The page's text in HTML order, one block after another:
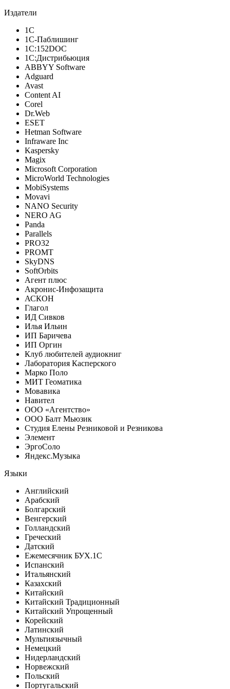
Издатели
1С
1С-Паблишинг
1С:152DOC
1С:Дистрибьюция
ABBYY Software
Adguard
Avast
Content AI
Corel
Dr.Web
ESET
Hetman Software
Infraware Inc
Kaspersky
Magix
Microsoft Corporation
MicroWorld Technologies
MobiSystems
Movavi
NANO Security
NERO AG
Panda
Parallels
PRO32
PROMT
SkyDNS
SoftOrbits
Агент плюс
Акронис-Инфозащита
АСКОН
Глагол
ИД Сивков
Илья Ильин
ИП Баричева
ИП Оргин
Клуб любителей аудиокниг
Лаборатория Касперского
Марко Поло
МИТ Геоматика
Мовавика
Навител
ООО «Агентство»
ООО Балт Мьюзик
Студия Елены Резниковой и Резникова
Элемент
ЭргоСоло
Яндекс.Музыка
Языки
Английский
Арабский
Болгарский
Венгерский
Голландский
Греческий
Датский
Ежемесячник БУХ.1С
Испанский
Итальянский
Казахский
Китайский
Китайский Традиционный
Китайский Упрощенный
Корейский
Латинский
Мультиязычный
Немецкий
Нидерландский
Норвежский
Польский
Португальский